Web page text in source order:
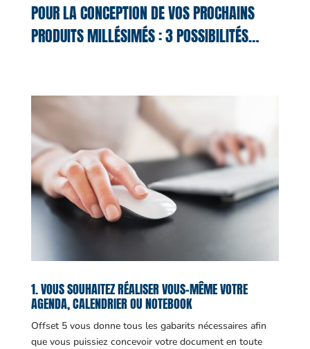
POUR LA CONCEPTION DE VOS PROCHAINS
PRODUITS MILLÉSIMÉS : 3 POSSIBILITÉS…
1. VOUS SOUHAITEZ RÉALISER VOUS-MÊME VOTRE
AGENDA, CALENDRIER OU NOTEBOOK
Offset 5 vous donne tous les gabarits nécessaires afin
que vous puissiez concevoir votre document en toute